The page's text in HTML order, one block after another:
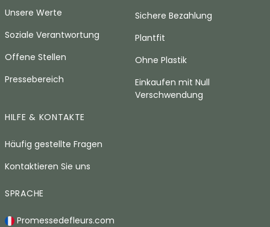
Unsere Werte
Soziale Verantwortung
Offene Stellen
Pressebereich
Sichere Bezahlung
Plantfit
Ohne Plastik
Einkaufen mit Null
Verschwendung
HILFE & KONTAKTE
Häufig gestellte Fragen
Kontaktieren Sie uns
SPRACHE
Promessedefleurs.com